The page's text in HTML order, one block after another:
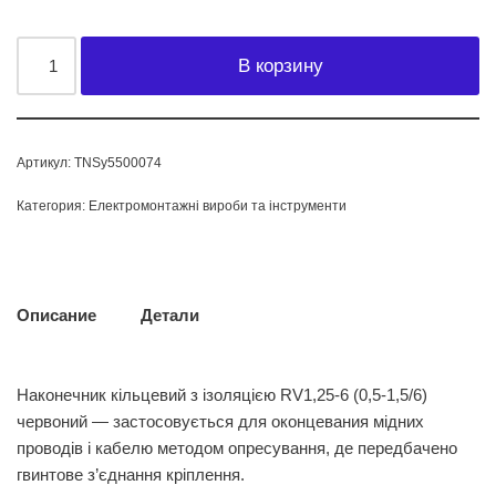
В корзину
Артикул: TNSy5500074
Категория: Електромонтажні вироби та інструменти
Описание Детали
Наконечник кільцевий з ізоляцією RV1,25-6 (0,5-1,5/6)
червоний — застосовується для оконцевания мідних
проводів і кабелю методом опресування, де передбачено
гвинтове з’єднання кріплення.